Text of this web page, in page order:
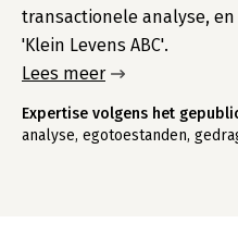
transactionele analyse,
'Klein Levens ABC'.
Lees meer
Expertise volgens het
analyse, egotoestanden,